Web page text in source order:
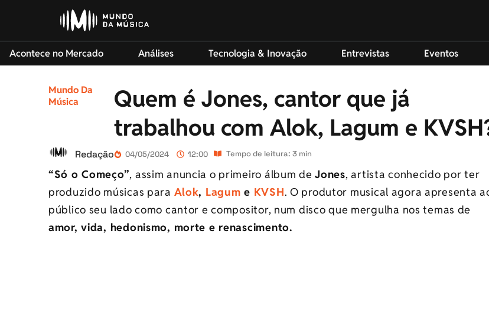
Acontece no Mercado Análises Tecnologia & Inovação Entrevistas Eventos
Mundo Da
Música
Quem é Jones, cantor que já
trabalhou com Alok, Lagum e
Redação 04/05/2024 12:00 Tempo de leitura: 3 min
“Só o Começo”, assim anuncia o primeiro álbum deJones, artista conhecido por ter
produzido músicas para Alok, Lagum e KVSH. O produtor musical agora apresenta
público seu lado como cantor e compositor, num disco que mergulha nos temas de
amor, vida, hedonismo, morte e renascimento.